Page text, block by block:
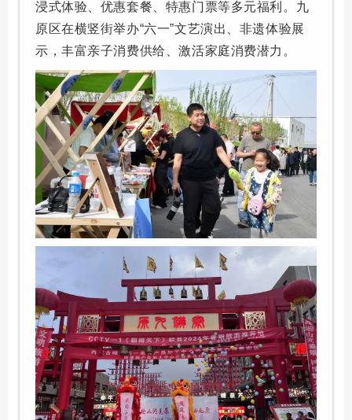
浸式体验、优惠套餐、特惠门票等多元福利。九
原区在横竖街举办“六一”文艺演出、非遗体验展
示，丰富亲子消费供给、激活家庭消费潜力。